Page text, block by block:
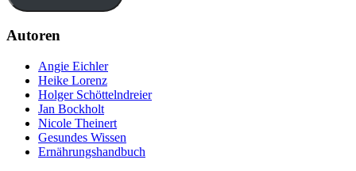
Autoren
Angie Eichler
Heike Lorenz
Holger Schöttelndreier
Jan Bockholt
Nicole Theinert
Gesundes Wissen
Ernährungshandbuch